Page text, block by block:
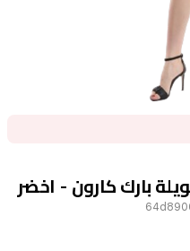
بارك كارون - اخضر